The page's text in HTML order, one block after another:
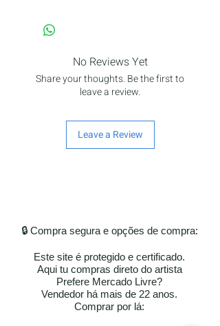
No Reviews Yet
Share your thoughts. Be the first to
leave a review.
Leave a Review
🔒 Compra segura e opções de compra:
Este site é protegido e certificado.
Aqui tu compras direto do artista
Prefere Mercado Livre?
Vendedor há mais de 22 anos.
​​Comprar por lá: